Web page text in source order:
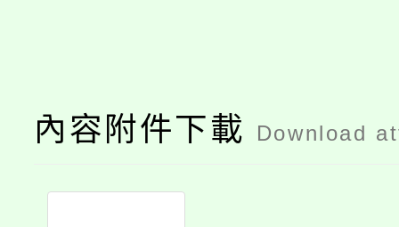
內容附件下載 Download